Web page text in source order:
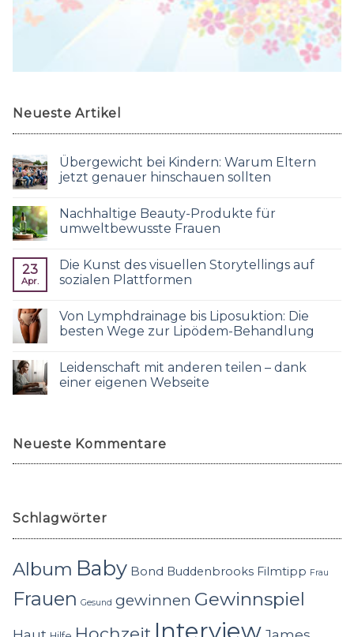
Neueste Artikel
Übergewicht bei Kindern: Warum Eltern
jetzt genauer hinschauen sollten
Nachhaltige Beauty-Produkte für
umweltbewusste Frauen
23
Apr.
Die Kunst des visuellen Storytellings auf
sozialen Plattformen
Von Lymphdrainage bis Liposuktion: Die
besten Wege zur Lipödem-Behandlung
Leidenschaft mit anderen teilen – dank
einer eigenen Webseite
Neueste Kommentare
Schlagwörter
Album Baby Bond Buddenbrooks Filmtipp Frau
Frauen Gesund gewinnen Gewinnspiel
Interview